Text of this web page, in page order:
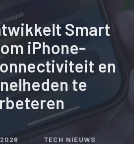
Smart
iPhone-
en
te
TECH NIEUWS